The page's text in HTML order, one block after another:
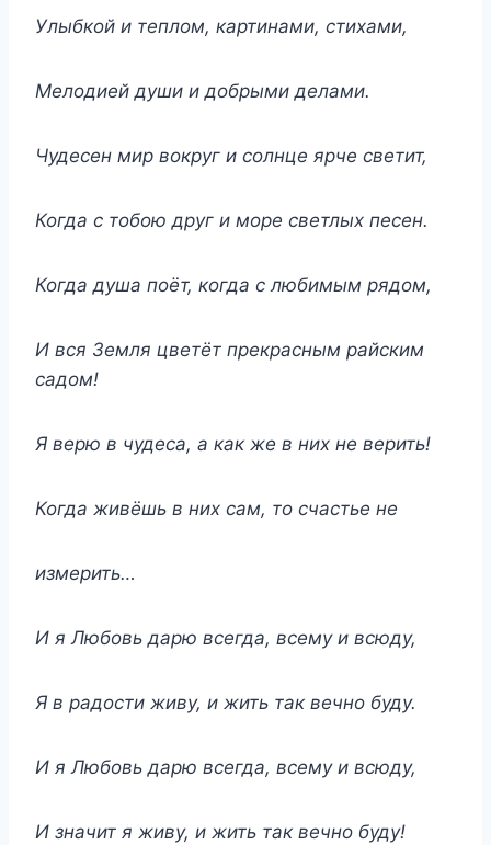
Улыбкой и теплом, картинами, стихами,
Мелодией души и добрыми делами.
Чудесен мир вокруг и солнце ярче светит,
Когда с тобою друг и море светлых песен.
Когда душа поёт, когда с любимым рядом,
И вся Земля цветёт прекрасным райским
садом!
Я верю в чудеса, а как же в них не верить!
Когда живёшь в них сам, то счастье не
измерить…
И я Любовь дарю всегда, всему и всюду,
Я в радости живу, и жить так вечно буду.
И я Любовь дарю всегда, всему и всюду,
И значит я живу, и жить так вечно буду!